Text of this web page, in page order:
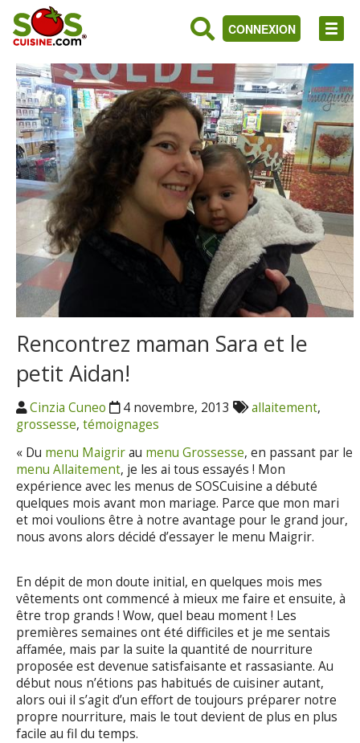
CONNEXION
Rencontrez maman Sara et le
petit Aidan!
Cinzia Cuneo 4 novembre, 2013 allaitement,
grossesse, témoignages
« Du menu Maigrirau menu Grossesse, en passant par le
menu Allaitement, je les ai tous essayés ! Mon
expérience avec les menus de SOSCuisine a débuté
quelques mois avant mon mariage. Parce que mon mari
et moi voulions être à notre avantage pour le grand jour,
nous avons alors décidé d’essayer le menu Maigrir.
En dépit de mon doute initial, en quelques mois mes
vêtements ont commencé à mieux me faire et ensuite, à
être trop grands ! Wow, quel beau moment ! Les
premières semaines ont été difficiles et je me sentais
affamée, mais par la suite la quantité de nourriture
proposée est devenue satisfaisante et rassasiante. Au
début nous n’étions pas habitués de cuisiner autant,
alors oui il s’agit d’un effort de toujours préparer notre
propre nourriture, mais le tout devient de plus en plus
facile au fil du temps.